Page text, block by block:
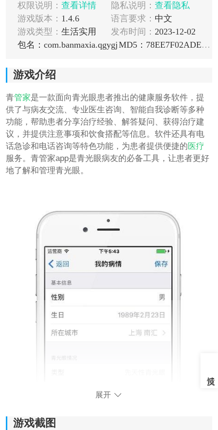
权限说明： 查看详情 隐私说明： 查看隐私
游戏版本： 1.4.6 语言要求： 中文
游戏类型： 生活实用 发布时间： 2023-12-02
包名：com.banmaxia.qgygj
MD5：78EE7F02ADE5340B2DB54F0498D4A650
游戏介绍
青管家是一款面向青光眼患者推出的健康服务软件，提
供了与病友交流、专业医生咨询、智能自我诊断等多种
功能，帮助患者分享治疗经验、解答疑问、获得治疗建
议，并提供注意事项和饮食搭配等信息。软件还具有电
话急诊和电话咨询等特色功能，为患者提供便捷的医疗
服务。青管家app是青光眼病友的必备工具，让患者更好
地了解和管理青光眼。
展开
游戏截图